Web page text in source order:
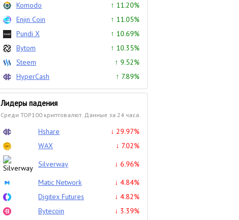
Komodo
↑ 11.20%
Enjin Coin
↑ 11.05%
Pundi X
↑ 10.69%
Bytom
↑ 10.35%
Steem
↑ 9.52%
HyperCash
↑ 7.89%
Лидеры падения
Среди TOP100 криптовалют. Данные за 24 часа.
Hshare
↓ 29.97%
WAX
↓ 7.02%
Silverway
↓ 6.96%
Matic Network
↓ 4.84%
Digitex Futures
↓ 4.82%
Bytecoin
↓ 3.39%